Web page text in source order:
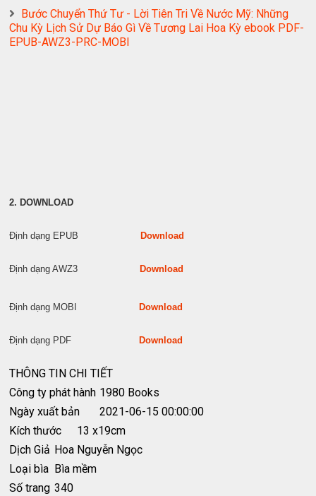
Bước Chuyển Thứ Tư - Lời Tiên Tri Về Nước Mỹ: Những
Chu Kỳ Lịch Sử Dự Báo Gì Về Tương Lai Hoa Kỳ ebook PDF-
EPUB-AWZ3-PRC-MOBI
2. DOWNLOAD
Định dạng EPUB Download
Định dạng AWZ3 Download
Định dạng MOBI Download
Định dạng PDF Download
THÔNG TIN CHI TIẾT
Công ty phát hành 1980 Books
Ngày xuất bản
2021-06-15 00:00:00
Kích thước
13 x19cm
Dịch Giả Hoa Nguyễn Ngọc
Loại bìa Bìa mềm
Số trang 340